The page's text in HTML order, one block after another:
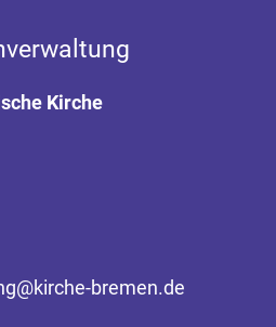
Kirche
bremen.de